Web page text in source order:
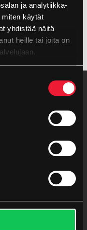
ja analytiikka-
miten käytät
yhdistää näitä
heille tai joita on
.